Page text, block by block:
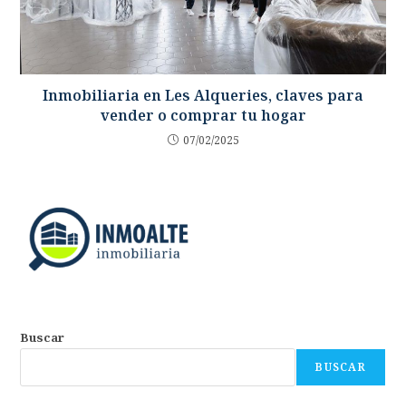
Inmobiliaria en Les Alqueries, claves para
vender o comprar tu hogar
07/02/2025
Buscar
BUSCAR